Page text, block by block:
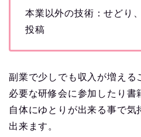
本業以外の技術：せどり
投稿
副業で少しでも収入が増える
必要な研修会に参加したり書
自体にゆとりが出来る事で気
出来ます。